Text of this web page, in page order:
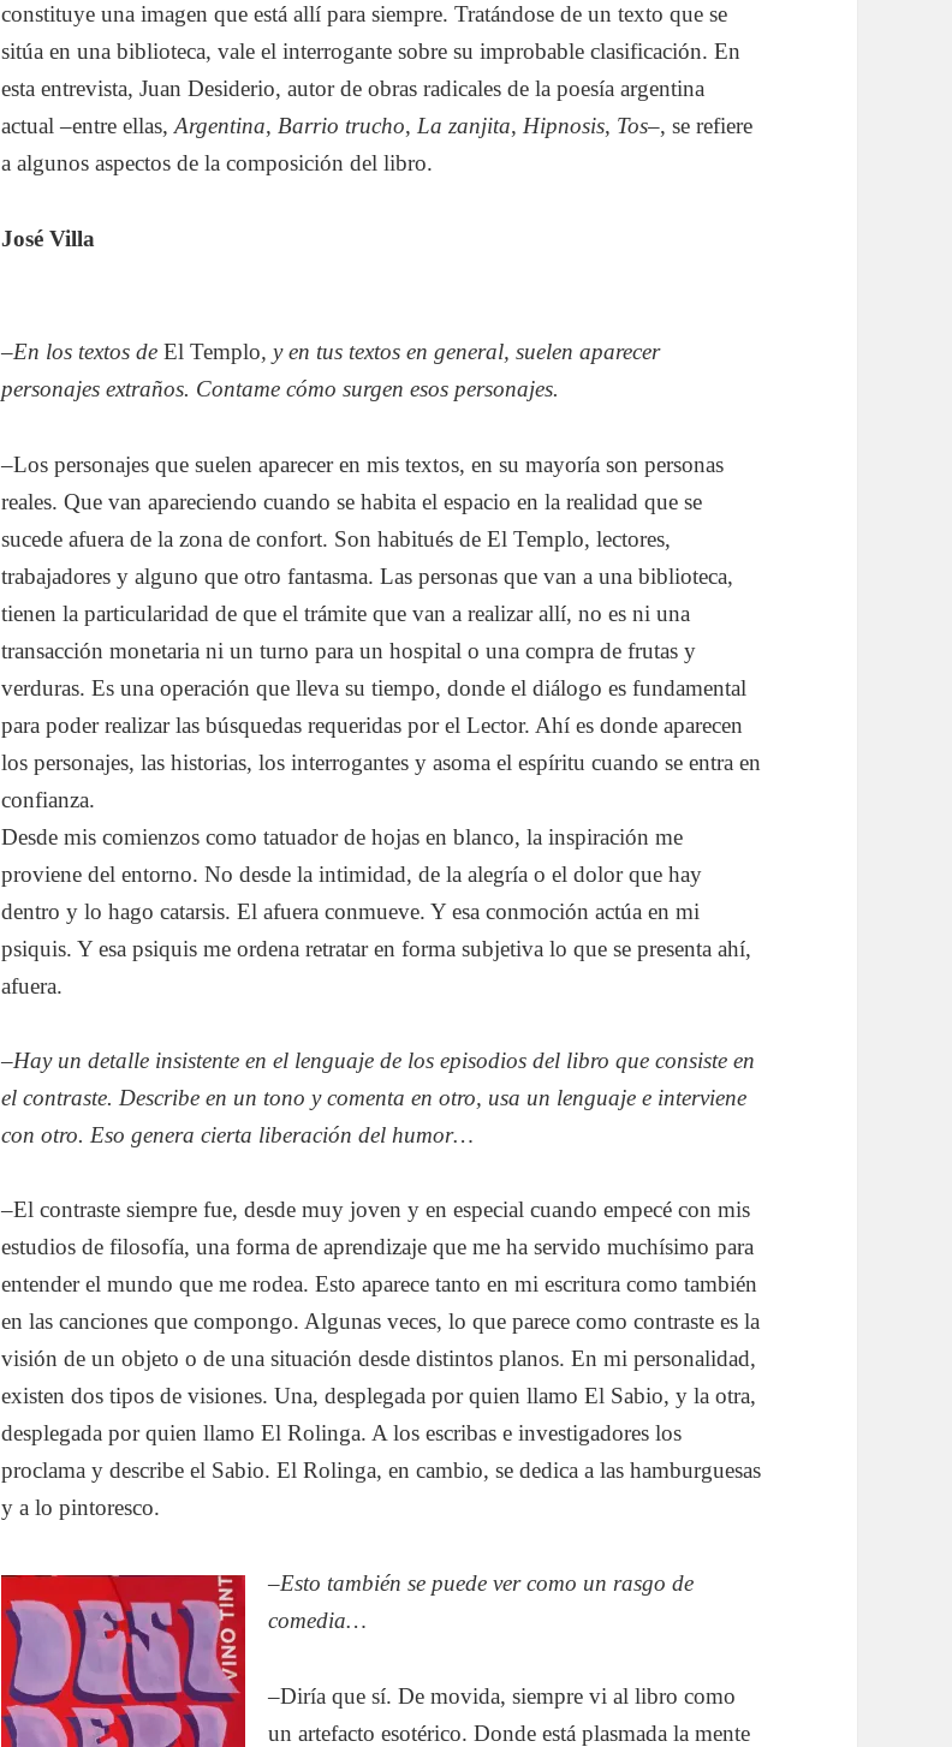
constituye una imagen que está allí para siempre. Tratándose de un texto que se
sitúa en una biblioteca, vale el interrogante sobre su improbable clasificación. En
esta entrevista, Juan Desiderio, autor de obras radicales de la poesía argentina
actual –entre ellas,Argentina, Barrio trucho, La zanjita, Hipnosis, Tos–, se refiere
a algunos aspectos de la composición del libro.
José Villa
–En los textos deEl Templo, y en tus textos en general, suelen aparecer
personajes extraños. Contame cómo surgen esos personajes.
–Los personajes que suelen aparecer en mis textos, en su mayoría son personas
reales. Que van apareciendo cuando se habita el espacio en la realidad que se
sucede afuera de la zona de confort. Son habitués de El Templo, lectores,
trabajadores y alguno que otro fantasma. Las personas que van a una biblioteca,
tienen la particularidad de que el trámite que van a realizar allí, no es ni una
transacción monetaria ni un turno para un hospital o una compra de frutas y
verduras. Es una operación que lleva su tiempo, donde el diálogo es fundamental
para poder realizar las búsquedas requeridas por el Lector. Ahí es donde aparecen
los personajes, las historias, los interrogantes y asoma el espíritu cuando se entra en
confianza.
Desde mis comienzos como tatuador de hojas en blanco, la inspiración me
proviene del entorno. No desde la intimidad, de la alegría o el dolor que hay
dentro y lo hago catarsis. El afuera conmueve. Y esa conmoción actúa en mi
psiquis. Y esa psiquis me ordena retratar en forma subjetiva lo que se presenta ahí,
afuera.
–Hay un detalle insistente en el lenguaje de los episodios del libro que consiste en
el contraste. Describe en un tono y comenta en otro, usa un lenguaje e interviene
con otro. Eso genera cierta liberación del humor…
–El contraste siempre fue, desde muy joven y en especial cuando empecé con mis
estudios de filosofía, una forma de aprendizaje que me ha servido muchísimo para
entender el mundo que me rodea. Esto aparece tanto en mi escritura como también
en las canciones que compongo. Algunas veces, lo que parece como contraste es la
visión de un objeto o de una situación desde distintos planos. En mi personalidad,
existen dos tipos de visiones. Una, desplegada por quien llamo El Sabio, y la otra,
desplegada por quien llamo El Rolinga. A los escribas e investigadores los
proclama y describe el Sabio. El Rolinga, en cambio, se dedica a las hamburguesas
y a lo pintoresco.
–Esto también se puede ver como un rasgo de
comedia…
–Diría que sí. De movida, siempre vi al libro como
un artefacto esotérico. Donde está plasmada la mente